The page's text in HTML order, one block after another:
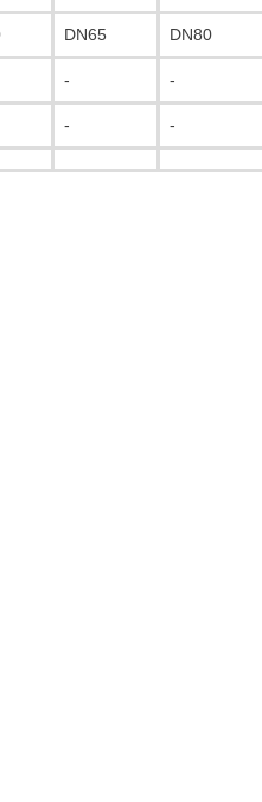
DN65 DN80
- -
- -